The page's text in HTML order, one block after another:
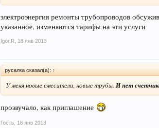
электроэнергия ремонты трубопроводов
указанное, изменяются тарифы на эти услуги
Igor.R 18 янв 2013
русалка сказал(а): ↑
У меня новые смесители, новые трубы. И нет
прозвучало, как приглашение
Гость 18 янв 2013